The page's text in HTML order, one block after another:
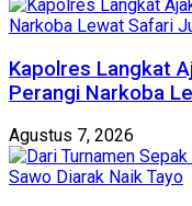
Kapolres Langkat
Perangi Narkoba
Agustus 7, 2026